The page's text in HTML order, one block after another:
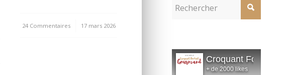
24 Commentaires
/ 17 mars 2026
Croquant Fondant
+ de 2000 likes